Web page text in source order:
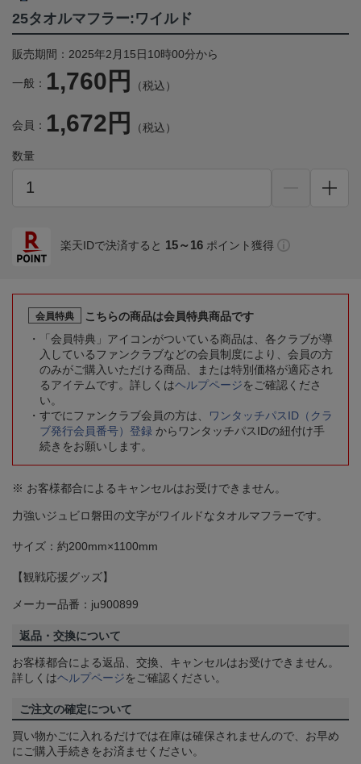
25タオルマフラー:ワイルド
販売期間：2025年2月15日10時00分から
一般： 1,760円 （税込）
会員： 1,672円 （税込）
数量
楽天IDで決済すると 15～16 ポイント獲得
会員特典
こちらの商品は会員特典商品です
「会員特典」アイコンがついている商品は、各クラブが導
入しているファンクラブなどの会員制度により、会員の方
のみがご購入いただける商品、または特別価格が適応され
るアイテムです。詳しくはヘルプページをご確認くださ
い。
すでにファンクラブ会員の方は、
ワンタッチパスID（クラ
ブ発行会員番号）登録 からワンタッチパスIDの紐付け手
続きをお願いします。
※ お客様都合によるキャンセルはお受けできません。
力強いジュビロ磐田の文字がワイルドなタオルマフラーです。
サイズ：約200mm×1100mm
【観戦応援グッズ】
メーカー品番：ju900899
返品・交換について
お客様都合による返品、交換、キャンセルはお受けできません。
詳しくはヘルプページをご確認ください。
ご注文の確定について
買い物かごに入れるだけでは在庫は確保されませんので、お早め
にご購入手続きをお済ませください。